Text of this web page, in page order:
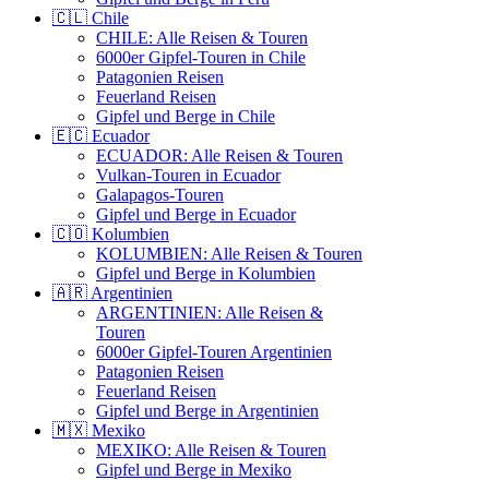
🇨🇱 Chile
CHILE: Alle Reisen & Touren
6000er Gipfel-Touren in Chile
Patagonien Reisen
Feuerland Reisen
Gipfel und Berge in Chile
🇪🇨 Ecuador
ECUADOR: Alle Reisen & Touren
Vulkan-Touren in Ecuador
Galapagos-Touren
Gipfel und Berge in Ecuador
🇨🇴 Kolumbien
KOLUMBIEN: Alle Reisen & Touren
Gipfel und Berge in Kolumbien
🇦🇷 Argentinien
ARGENTINIEN: Alle Reisen &
Touren
6000er Gipfel-Touren Argentinien
Patagonien Reisen
Feuerland Reisen
Gipfel und Berge in Argentinien
🇲🇽 Mexiko
MEXIKO: Alle Reisen & Touren
Gipfel und Berge in Mexiko